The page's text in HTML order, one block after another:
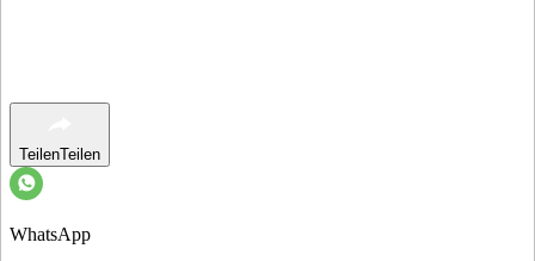
TeilenTeilen
WhatsApp